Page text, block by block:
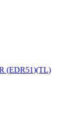
(EDR51)(TL)